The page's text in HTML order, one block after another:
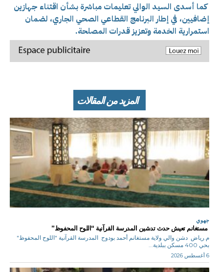
كما أسدى السيد الوالي تعليمات مباشرة بشأن اقتناء جهازين
إضافيين، في إطار البرنامج القطاعي الصحي الجاري، لضمان
استمرارية الخدمة وتعزيز قدرات المصلحة.
المزيد من المقالات
جهوي
مستغانم تعيش حدث تدشين المدرسة القرآنية “اللوح المحفوظ”
م.رياض دشن والي ولاية مستغانم أحمد بودوح المدرسة القرآنية "اللوح المحفوظ"
بحي 400 مسكن ببلدية...
6 أغسطس 2026